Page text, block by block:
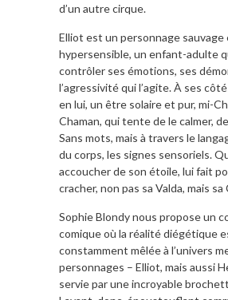
d’un autre cirque.
Elliot est un personnage sauvage
hypersensible, un enfant-adulte
contrôler ses émotions, ses
l’agressivité qui l’agite. À ses
en lui, un être solaire et pur, mi-
Chaman, qui tente de le calmer,
Sans mots, mais à travers le
du corps, les signes sensoriels.
accoucher de son étoile, lui fait
cracher, non pas sa Valda, mais sa
Sophie Blondy nous propose un
comique où la réalité diégétique
constamment mêlée à l’univers
personnages – Elliot, mais aussi
servie par une incroyable